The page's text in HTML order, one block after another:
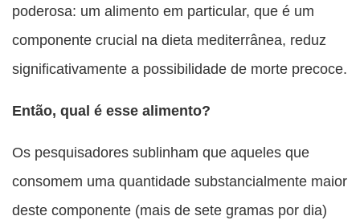
poderosa: um alimento em particular, que é um
componente crucial na dieta mediterrânea, reduz
significativamente a possibilidade de morte precoce.
Então, qual é esse alimento?
Os pesquisadores sublinham que aqueles que
consomem uma quantidade substancialmente maior
deste componente (mais de sete gramas por dia)